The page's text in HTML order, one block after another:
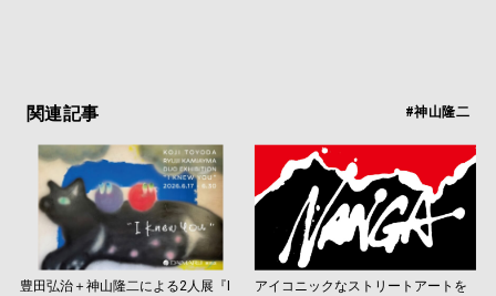
関連記事 #神山隆二
豊田弘治＋神山隆二による2人展『I
アイコニックなストリートアートを